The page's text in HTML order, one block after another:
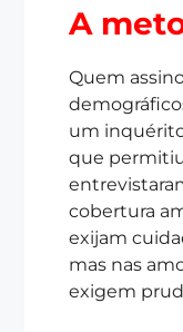
A
Quem
um
que
cobertura
exijam
mas nas
exigem